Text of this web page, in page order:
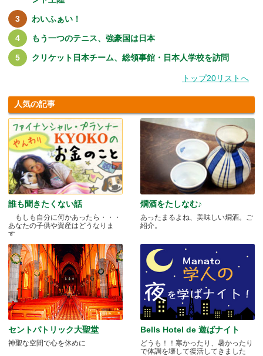
わいふぁい！
もう一つのテニス、強豪国は日本
クリケット日本チーム、総領事館・日本人学校を訪問
トップ20リストへ
人気の記事
誰も聞きたくない話
もしも自分に何かあったら・・・
あなたの子供や資産はどうなりま
す.....
燗酒をたしなむ♪
あったまるよね、美味しい燗酒。ご
紹介。
セントパトリック大聖堂
神聖な空間で心を休めに
Bells Hotel de 遊ばナイト
どうも！！寒かったり、暑かったり
で体調を壊して復活してきました